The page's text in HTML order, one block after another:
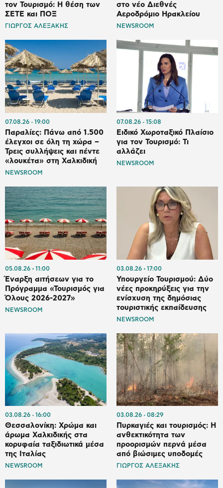
τον Τουρισμό: Η θέση των
ΣΕΤΕ και ΠΟΞ
ΓΙΩΡΓΟΣ ΑΛΕΞΑΚΗΣ
στο νέο Διεθνές
Αεροδρόμιο Ηρακλείου
NEWSROOM
07.08.26 19:00
Παραλίες: Πάνω από 1.500
έλεγχοι σε όλη τη χώρα –
Τρεις συλλήψεις και πέντε
«λουκέτα» στη Χαλκιδική
NEWSROOM
07.08.26 15:08
Ειδικό Χωροταξικό Πλαίσιο
για τον Τουρισμό: Τι
αλλάζει
NEWSROOM
05.08.26 11:00
Έναρξη αιτήσεων για το
Πρόγραμμα «Τουρισμός για
Όλους 2026-2027»
NEWSROOM
03.08.26 17:00
Υπουργείο Τουρισμού: Δύο
νέες προκηρύξεις για την
ενίσχυση της δημόσιας
τουριστικής εκπαίδευσης
NEWSROOM
03.08.26 16:00
Θεσσαλονίκη: Χρώμα και
άρωμα Χαλκιδικής στα
κορυφαία ταξιδιωτικά μέσα
της Ιταλίας
NEWSROOM
03.08.26 08:29
Πυρκαγιές και τουρισμός: Η
ανθεκτικότητα των
προορισμών περνά μέσα
από βιώσιμες υποδομές
ΓΙΩΡΓΟΣ ΑΛΕΞΑΚΗΣ